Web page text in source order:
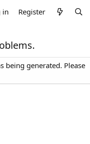
in Register
being generated. Please